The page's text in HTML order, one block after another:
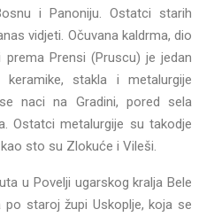
i Panoniju. Ostatci starih
vidjeti. Očuvana kaldrma, dio
Prensi (Pruscu) je jedan
stakla i metalurgije
naci na Gradini, pored sela
Ostatci metalurgije su takodje
sto su Zlokuće i Vileši.
u Povelji ugarskog kralja Bele
po staroj župi Uskoplje, koja se